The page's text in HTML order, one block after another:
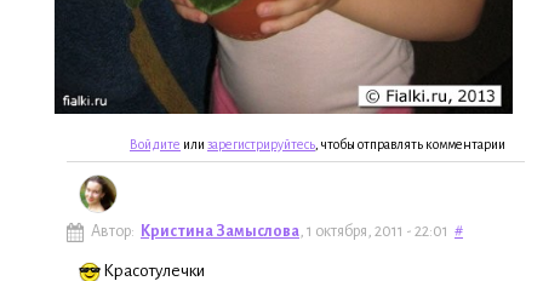
Войдите или зарегистрируйтесь , чтобы отправлять комментарии
Автор: Кристина Замыслова, 1 октября, 2011 - 22:01 #
Красотулечки